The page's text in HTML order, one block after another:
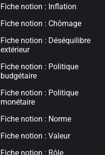
Fiche notion : Inflation
Fiche notion : Chômage
Fiche notion : Déséquilibre
extérieur
Fiche notion : Politique
budgétaire
Fiche notion : Politique
monétaire
Fiche notion : Norme
Fiche notion : Valeur
Fiche notion : Rôle